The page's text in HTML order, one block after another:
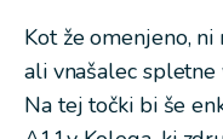
Kot že omenjeno,
ali vnašalec spletne
Na tej točki bi še